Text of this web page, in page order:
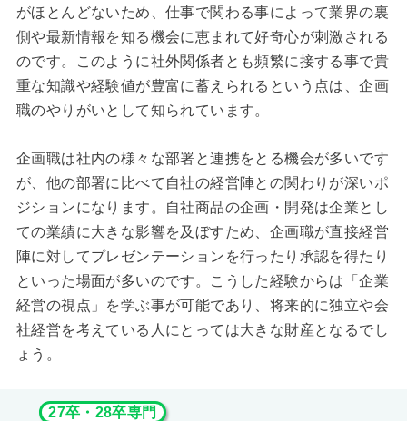
がほとんどないため、仕事で関わる事によって業界の裏
側や最新情報を知る機会に恵まれて好奇心が刺激される
のです。このように社外関係者とも頻繁に接する事で貴
重な知識や経験値が豊富に蓄えられるという点は、企画
職のやりがいとして知られています。
企画職は社内の様々な部署と連携をとる機会が多いです
が、他の部署に比べて自社の経営陣との関わりが深いポ
ジションになります。自社商品の企画・開発は企業とし
ての業績に大きな影響を及ぼすため、企画職が直接経営
陣に対してプレゼンテーションを行ったり承認を得たり
といった場面が多いのです。こうした経験からは「企業
経営の視点」を学ぶ事が可能であり、将来的に独立や会
社経営を考えている人にとっては大きな財産となるでし
ょう。
27卒・28卒専門